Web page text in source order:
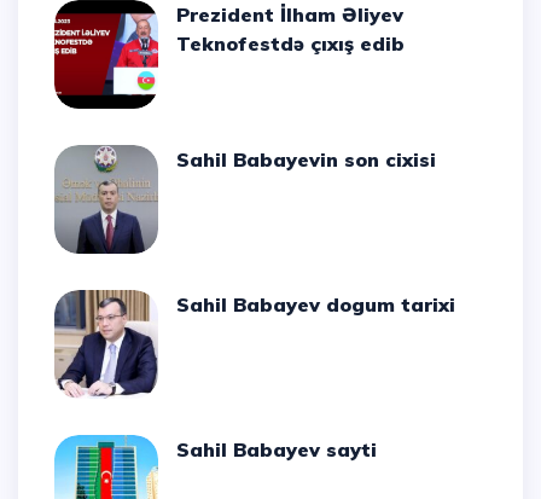
Prezident İlham Əliyev
Teknofestdə çıxış edib
Sahil Babayevin son cixisi
Sahil Babayev dogum tarixi
Sahil Babayev sayti